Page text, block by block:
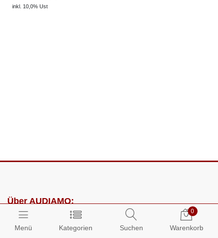
Menü Kategorien Suchen
0
Warenkorb
inkl. 10,0% Ust
Über AUDIAMO:
Impressum